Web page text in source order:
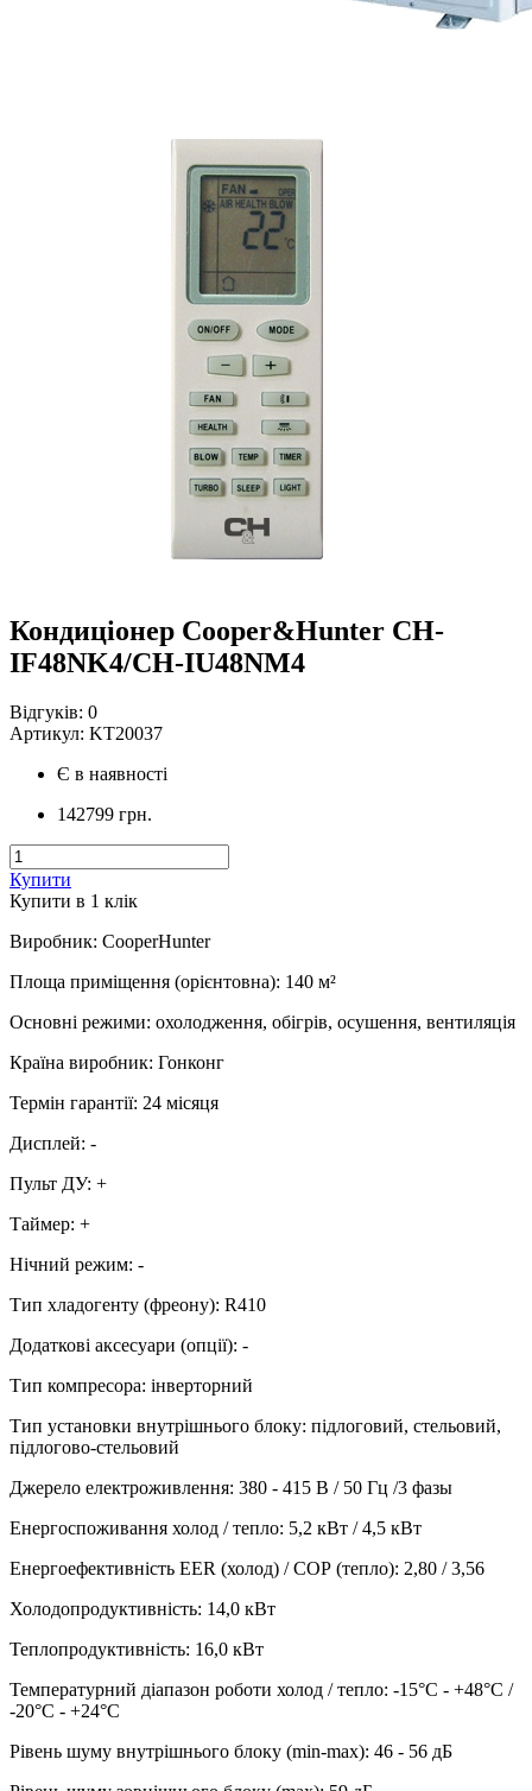
Кондиціонер Cooper&Hunter CH-
IF48NK4/CH-IU48NM4
Відгуків: 0
Артикул: KT20037
Є в наявності
142799 грн.
Купити
Купити в 1 клiк
Виробник: CooperHunter
Площа приміщення (орієнтовна): 140 м²
Основні режими: охолодження, обігрів, осушення, вентиляція
Країна виробник: Гонконг
Термін гарантії: 24 місяця
Дисплей: -
Пульт ДУ: +
Таймер: +
Нічний режим: -
Тип хладогенту (фреону): R410
Додаткові аксесуари (опції): -
Тип компресора: інверторний
Тип установки внутрішнього блоку: підлоговий, стельовий,
підлогово-стельовий
Джерело електроживлення: 380 - 415 В / 50 Гц /3 фазы
Енергоспоживання холод / тепло: 5,2 кВт / 4,5 кВт
Енергоефективність EER (холод) / СОР (тепло): 2,80 / 3,56
Холодопродуктивність: 14,0 кВт
Теплопродуктивність: 16,0 кВт
Температурний діапазон роботи холод / тепло: -15°С - +48°С /
-20°С - +24°С
Рівень шуму внутрішнього блоку (min-max): 46 - 56 дБ